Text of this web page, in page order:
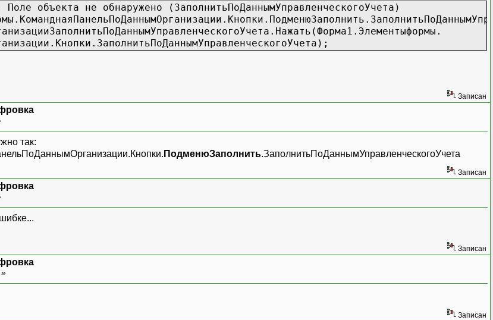
объекта не обнаружено (ЗаполнитьПоДаннымУправленческогоУчета)
Записан
так:
ПодменюЗаполнить.ЗаполнитьПоДаннымУправленческогоУчета
Записан
Записан
Записан